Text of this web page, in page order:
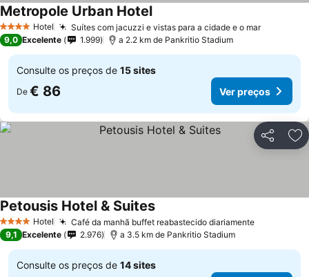
4 EstrelasHotel Suítes com jacuzzi e vistas para a cidade e o marVer
Metropole Urban HotelVer preços
9,0 Excelente 1.999 a 2.2 km de Pankritio Stadium
Consulte os preços de 15 sites
De € 86 Ver preços
Partilhar
4 EstrelasHotel Café da manhã buffet reabastecido diariamenteVer
Petousis Hotel & SuitesVer preços
9,1 Excelente 2.976 a 3.5 km de Pankritio Stadium
Consulte os preços de 14 sites